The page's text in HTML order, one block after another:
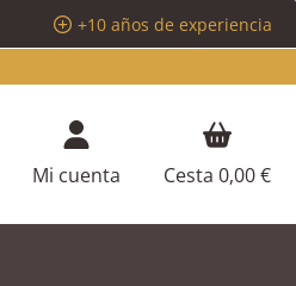
+10 años de experiencia
Tienes 0 artículos en tu lista de
Mi cuenta Cesta 0,00 €